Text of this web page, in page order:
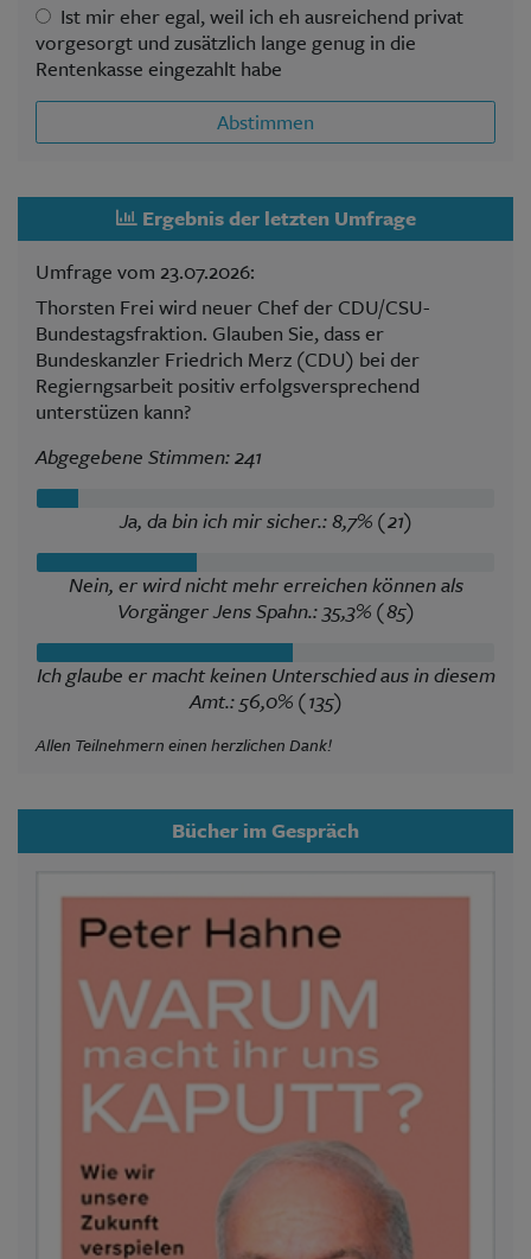
Ist mir eher egal, weil ich eh ausreichend privat
vorgesorgt und zusätzlich lange genug in die
Rentenkasse eingezahlt habe
Abstimmen
Ergebnis der letzten Umfrage
Umfrage vom 23.07.2026:
Thorsten Frei wird neuer Chef der CDU/CSU-
Bundestagsfraktion. Glauben Sie, dass er
Bundeskanzler Friedrich Merz (CDU) bei der
Regierngsarbeit positiv erfolgsversprechend
unterstüzen kann?
Abgegebene Stimmen: 241
Ja, da bin ich mir sicher.: 8,7% (21)
Nein, er wird nicht mehr erreichen können als
Vorgänger Jens Spahn.: 35,3% (85)
Ich glaube er macht keinen Unterschied aus in diesem
Amt.: 56,0% (135)
Allen Teilnehmern einen herzlichen Dank!
Bücher im Gespräch